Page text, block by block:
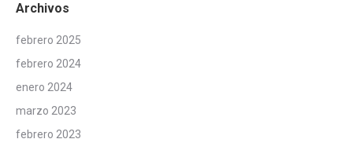
Archivos
febrero 2025
febrero 2024
enero 2024
marzo 2023
febrero 2023